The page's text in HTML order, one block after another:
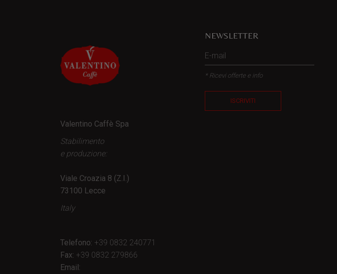
Valentino Caffè Spa
Stabilimento
e produzione:
Viale Croazia 8 (Z.I.)
73100 Lecce
Italy
Telefono: +39 0832 240771
Fax: +39 0832 279866
Email:
NEWSLETTER
* Ricevi offerte e info
ISCRIVITI